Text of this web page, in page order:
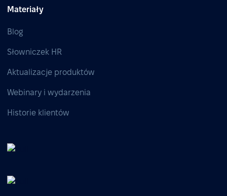
Materiały
Blog
Słowniczek HR
Aktualizacje produktów
Webinary i wydarzenia
Historie klientów